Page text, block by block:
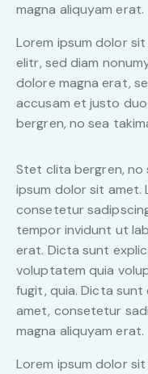
magna aliquyam erat.
Lorem ipsum dolor
elitr, sed diam
dolore magna erat,
accusam et justo
bergren, no sea
Stet clita bergren, no
ipsum dolor sit amet.
consetetur
tempor invidunt ut
erat. Dicta sunt
voluptatem quia
fugit, quia. Dicta
amet, consetetur
magna aliquyam erat.
Lorem ipsum dolor